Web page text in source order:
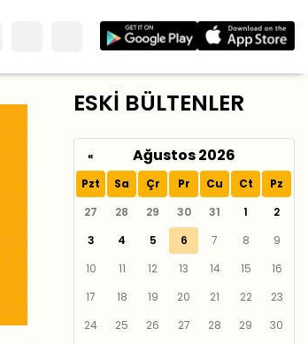
ESKİ BÜLTENLER
« Ağustos 2026
Pzt Sa Çr Pr Cu Ct
Pz
27
28 29 30 31 1
2
3
4 5 6 7 8
9
10
11 12 13 14 15
16
17
18 19 20 21 22
23
24
25 26 27 28 29
30